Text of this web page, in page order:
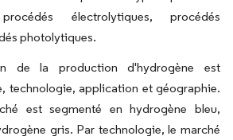
électrolytiques, procédés
photolytiques.
de la production d'hydrogène est
technologie, application et géographie.
est segmenté en hydrogène bleu,
gris. Par technologie, le marché